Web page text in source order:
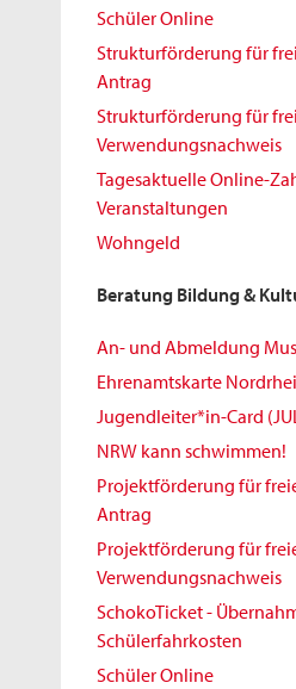
Schüler Online
Strukturförderung für
Antrag
Strukturförderung für
Verwendungsnachweis
Tagesaktuelle Online-
Veranstaltungen
Wohngeld
Beratung Bildung &
An- und Abmeldung
Ehrenamtskarte
Jugendleiter*in-Card
NRW kann schwimmen!
Projektförderung für
Antrag
Projektförderung für
Verwendungsnachweis
SchokoTicket -
Schülerfahrkosten
Schüler Online